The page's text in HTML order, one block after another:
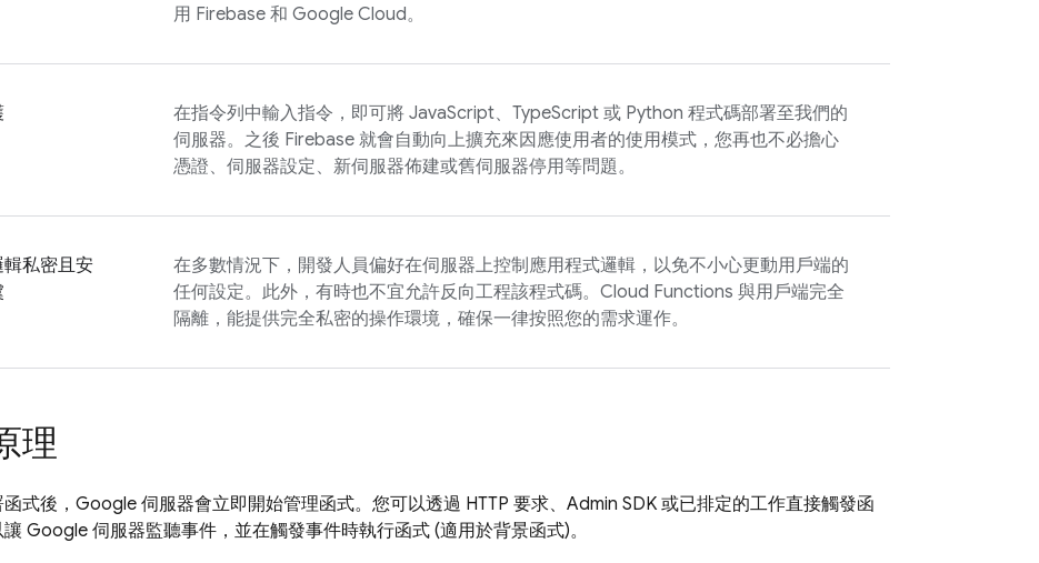
用 Firebase 和 Google Cloud。
在指令列中輸入指令，即可將 JavaScript、TypeScript 或 Python 程式碼部署至我們的
伺服器。之後 Firebase 就會自動向上擴充來因應使用者的使用模式，您再也不必擔心
憑證、伺服器設定、新伺服器佈建或舊伺服器停用等問題。
輯私密且安
在多數情況下，開發人員偏好在伺服器上控制應用程式邏輯，以免不小心更動用戶端的
任何設定。此外，有時也不宜允許反向工程該程式碼。 Cloud Functions 與用戶端完全
隔離，能提供完全私密的操作環境，確保一律按照您的需求運作。
理
函式後，Google 伺服器會立即開始管理函式。您可以透過 HTTP 要求、 Admin SDK 或已排定的工作直接觸發函
讓 Google 伺服器監聽事件，並在觸發事件時執行函式 (適用於背景函式)。